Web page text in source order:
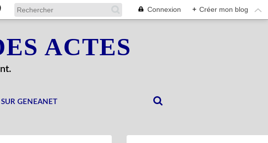
Connexion + Créer mon blog
ACTES
GENEANET